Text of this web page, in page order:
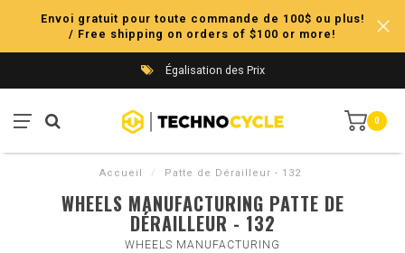
Envoi gratuit pour toute commande de 100$ ou plus!
/ Free shipping on orders of $100 or more!
Égalisation des Prix
0
Accueil / Patte de Dérailleur - 132
WHEELS MANUFACTURING PATTE DE
DÉRAILLEUR - 132
WHEELS MANUFACTURING